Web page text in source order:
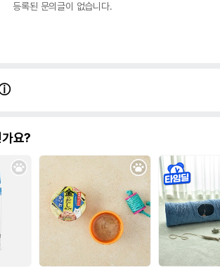
등록된 문의글이 없습니다.
요?